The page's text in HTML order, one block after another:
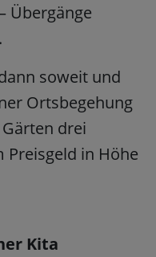
Übergänge
soweit und
Ortsbegehung
drei
Preisgeld in Höhe
Kita